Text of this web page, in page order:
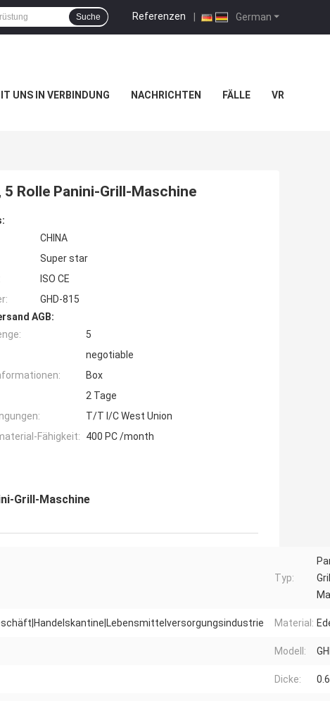
German
Referenzen |
Suche
UNS IN VERBINDUNG NACHRICHTEN FÄLLE VR
Rolle Panini-Grill-Maschine
CHINA
Super star
ISO CE
GHD-815
AGB:
5
negotiable
Box
2 Tage
T/T l/C West Union
Fähigkeit:
400 PC /month
Grill-Maschine
Typ:
Material:
Modell:
Dicke: